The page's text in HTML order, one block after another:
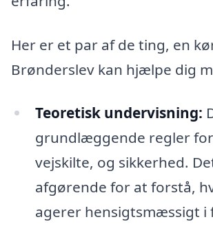
Her er et par af de ting, en
Brønderslev kan hjælpe dig
Teoretisk undervisning:
grundlæggende regler
vejskilte, og sikkerhed.
afgørende for at forstå,
agerer hensigtsmæssigt i